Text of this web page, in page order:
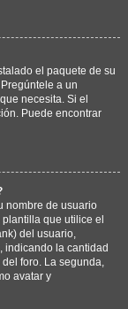
el paquete de su
a un
necesita. Si el
Puede encontrar
nombre de usuario
que utilice el
del usuario,
indicando la cantidad
foro. La segunda,
avatar y